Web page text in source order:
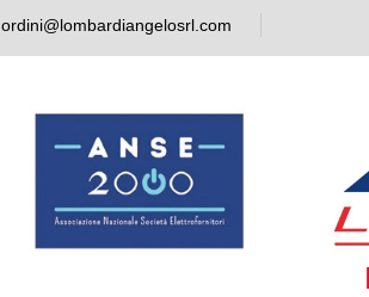
ordini@lombardiangelosrl.com